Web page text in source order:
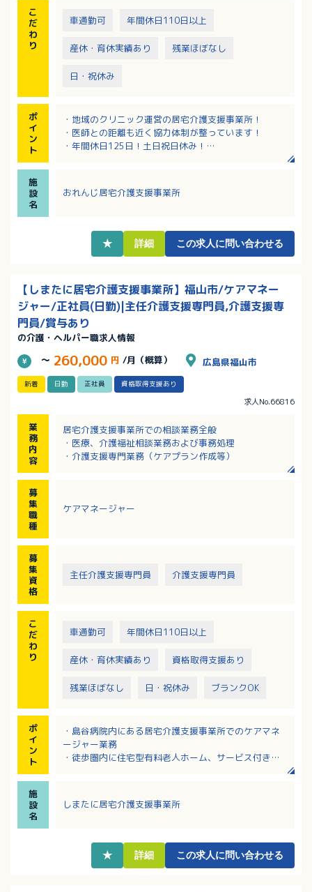
こ
だ
わ
り
車通勤可 年間休日110日以上
産休・育休実績あり 残業ほぼなし
日・祝休み
ポ
イ
ン
ト
・地域のクリニック運営の居宅介護支援事業所！
・医師との距離も近く協力体制が整っています！
・年間休日125日！土日祝日休み！
施
設
名
おれんじ居宅介護支援事業所
★ 詳細 この求人に問い合わせる
【しまたに居宅介護支援事業所】福山市/ケアマネー
ジャー/正社員(日勤)|主任介護支援専門員,介護支援専
門員/賞与あり
の介護・ヘルパー職求人情報
～ 260,000 円 /月（概算） 広島県福山市
新着 日勤 正社員 資格取得支援あり
求人No.66816
業
務
内
容
居宅介護支援事業所での相談業務全般
・医療、介護福祉相談業務および事務処理
・介護支援専門業務（ケアプラン作成等）
募
集
職
種
ケアマネージャー
募
集
資
格
主任介護支援専門員 介護支援専門員
こ
だ
わ
り
車通勤可 年間休日110日以上
産休・育休実績あり 資格取得支援あり
残業ほぼなし 日・祝休み ブランクOK
ポ
イ
ン
ト
・島谷病院内にある居宅介護支援事業所でのケアマネ
ージャー業務
・徒歩圏内に住宅型有料老人ホーム、サービス付き高
ポートを受けながら成長できる環境です
・多様な医療専門職と密に連携しながらケアプランを
施
設
名
しまたに居宅介護支援事業所
★ 詳細 この求人に問い合わせる